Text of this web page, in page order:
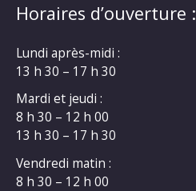
Horaires d’ouverture :
Lundi après-midi :
13 h 30 – 17 h 30
Mardi et jeudi :
8 h 30 – 12 h 00
13 h 30 – 17 h 30
Vendredi matin :
8 h 30 – 12 h 00